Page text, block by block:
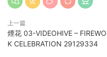
上一篇
煙花 03-VIDEOHIVE –
K CELEBRATION 29129334